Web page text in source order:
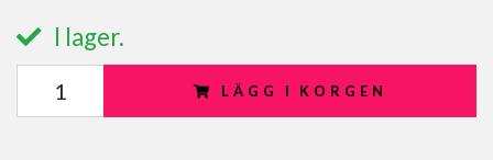
I lager.
LÄGG I KORGEN